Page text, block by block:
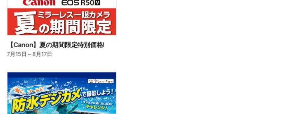
【Canon】夏の期間限定特別価格!
7月15日 ～8月17日